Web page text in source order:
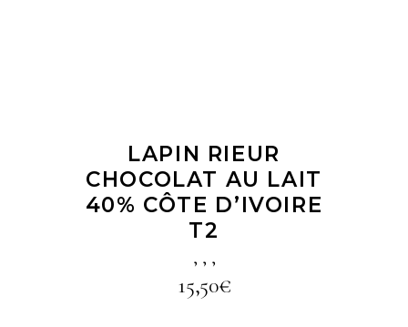
LAPIN RIEUR
CHOCOLAT AU LAIT
40% CÔTE D’IVOIRE
T2
, , ,
15,50€